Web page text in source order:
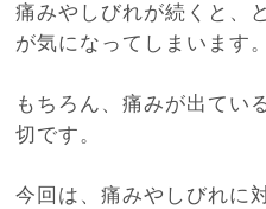
痛みやしびれが続くと、
が気になってしまいます。
もちろん、痛みが出てい
切です。
今回は、痛みやしびれに